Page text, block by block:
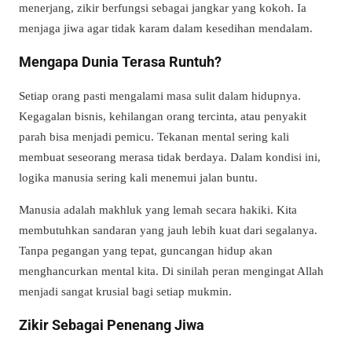
menerjang, zikir berfungsi sebagai jangkar yang kokoh. Ia
menjaga jiwa agar tidak karam dalam kesedihan mendalam.
Mengapa Dunia Terasa Runtuh?
Setiap orang pasti mengalami masa sulit dalam hidupnya.
Kegagalan bisnis, kehilangan orang tercinta, atau penyakit
parah bisa menjadi pemicu. Tekanan mental sering kali
membuat seseorang merasa tidak berdaya. Dalam kondisi ini,
logika manusia sering kali menemui jalan buntu.
Manusia adalah makhluk yang lemah secara hakiki. Kita
membutuhkan sandaran yang jauh lebih kuat dari segalanya.
Tanpa pegangan yang tepat, guncangan hidup akan
menghancurkan mental kita. Di sinilah peran mengingat Allah
menjadi sangat krusial bagi setiap mukmin.
Zikir Sebagai Penenang Jiwa